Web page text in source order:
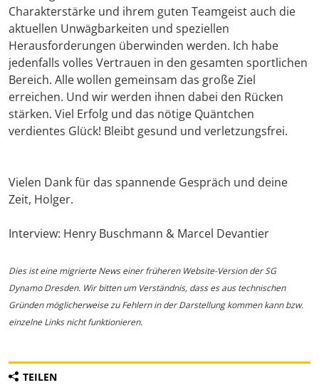
Charakterstärke und ihrem guten Teamgeist auch die
aktuellen Unwägbarkeiten und speziellen
Herausforderungen überwinden werden. Ich habe
jedenfalls volles Vertrauen in den gesamten sportlichen
Bereich. Alle wollen gemeinsam das große Ziel
erreichen. Und wir werden ihnen dabei den Rücken
stärken. Viel Erfolg und das nötige Quäntchen
verdientes Glück! Bleibt gesund und verletzungsfrei.
Vielen Dank für das spannende Gespräch und deine
Zeit, Holger.
Interview: Henry Buschmann & Marcel Devantier
Dies ist eine migrierte News einer früheren Website-Version der SG
Dynamo Dresden. Wir bitten um Verständnis, dass es aus technischen
Gründen möglicherweise zu Fehlern in der Darstellung kommen kann bzw.
einzelne Links nicht funktionieren.
TEILEN